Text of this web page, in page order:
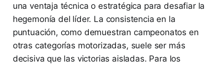
una ventaja técnica o estratégica para desafiar la
hegemonía del líder. La consistencia en la
puntuación, como demuestran campeonatos en
otras categorías motorizadas, suele ser más
decisiva que las victorias aisladas. Para los